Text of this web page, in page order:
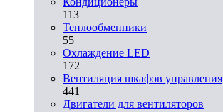
113
Теплообменники
55
Охлаждение LED
172
Вентиляция шкафов управления
441
Двигатели для вентиляторов